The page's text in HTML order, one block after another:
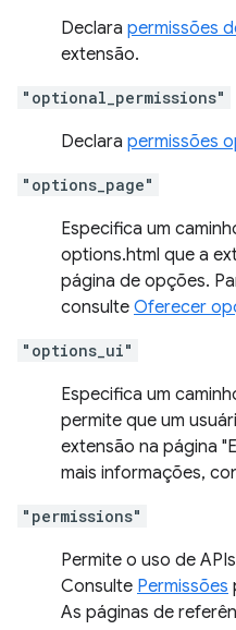
Declara permissões
extensão.
"optional_permissions"
Declara permissões
"options_page"
Especifica um
options.html que a
página de opções.
consulte Oferecer
"options_ui"
Especifica um
permite que um
extensão na página
mais informações,
"permissions"
Permite o uso de
Consulte Permissões
As páginas de